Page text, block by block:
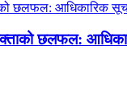
छलफल: